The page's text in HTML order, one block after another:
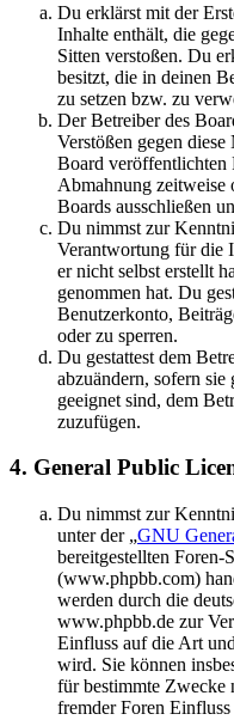
Du erklärst mit der
Inhalte enthält, die
Sitten verstoßen. Du
besitzt, die in deinen
zu setzen bzw. zu
Der Betreiber des
Verstößen gegen
Board veröffentlichten
Abmahnung zeitweise
Boards ausschließen
Du nimmst zur
Verantwortung für die
er nicht selbst erstellt
genommen hat. Du
Benutzerkonto,
oder zu sperren.
Du gestattest dem
abzuändern, sofern
geeignet sind, dem
zuzufügen.
4. General Public
Du nimmst zur
unter der „GNU
bereitgestellten
(www.phpbb.com)
werden durch die
www.phpbb.de zur
Einfluss auf die Art
wird. Sie können
für bestimmte Zwecke
fremder Foren Einfluss